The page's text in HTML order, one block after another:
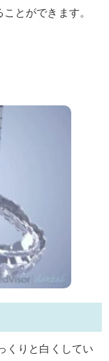
ことができます。
くりと白くしてい